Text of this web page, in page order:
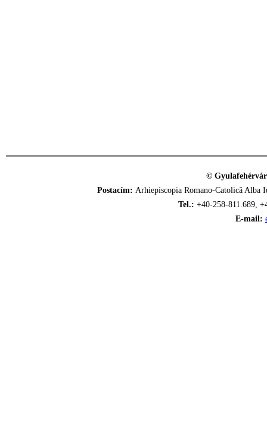
©
Postacím: Arhiepiscopia Romano-Catolică
Tel.: +40-258-811.689,
E-mail: